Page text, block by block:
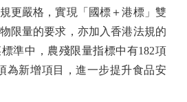
更嚴格，實現「國標＋港標」雙
限量的要求，亦加入香港法規的
準中，農殘限量指標中有182項
為新增項目，進一步提升食品安